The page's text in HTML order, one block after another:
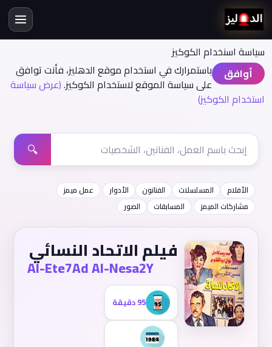
سياسة اسنخدام الكوكيز
أوافق
باستمرارك في استخدام موقع الدهليز، فأنت توافق
على سياسة الموقع لاستخدام الكوكيز.(عرض سياسة
استخدام الكوكيز)
🔍
الأفلام المسلسلات الفنانون الأدوار
عمل ميمز
مشاركات الميمز
المسابقات الصور
فيلم الاتحاد النسائي
Al-Ete7Ad Al-Nesa2Y
95 دقيقة